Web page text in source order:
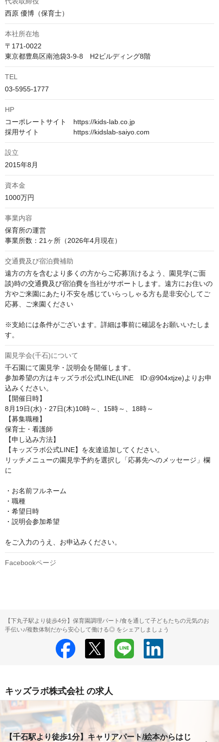
西原 優博（保育士）
本社所在地
〒171-0022
TEL
03-5955-1777
HP
コーポレートサイト　https://kids-lab.co.jp
採用サイト　　　　　https://kidslab-saiyo.com
設立
2015年8月
資本金
1000万円
事業内容
保育所の運営
事業所数：21ヶ所（2026年4月現在）
交通費及び宿泊費補助
遠方の方を含むより多くの方からご応募頂けるよう、園見学(ご面
談)時の交通費及び宿泊費を当社がサポートします。遠方にお住いの
方やご来園にあたり不安を感じていらっしゃる方も是非安心してご
応募、ご来園ください
※支給には条件がございます。詳細は事前に確認をお願いいたしま
す。
園見学会(千石)について
千石園にて園見学・説明会を開催します。
参加希望の方はキッズラボ公式LINE(LINE　ID:@904xtjze)よりお申
込みください。
【開催日時】
8月19日(水)・27日(木)10時～、15時～、18時～
【募集職種】
保育士・看護師
【申し込み方法】
【キッズラボ公式LINE】を友達追加してください。
リッチメニューの園見学予約を選択し「応募先へのメッセージ」欄
に
・お名前フルネーム
・職種
・希望日時
・説明会参加希望
をご入力のうえ、お申込みください。
Facebookページ
【下丸子駅より徒歩4分】保育園調理パート/食を通して子どもたちの元気のお
手伝い♪/複数体制だから安心して働ける◎ をシェアしましょう
キッズラボ株式会社 の求人
【千石駅より徒歩1分】キャリアパート/絵本からはじ